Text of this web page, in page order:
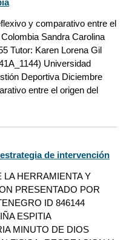
y comparativo entre el
Sandra Carolina
Tutor: Karen Lorena Gil
Universidad
Deportiva Diciembre
entre el origen del
de intervención
LA HERRAMIENTA Y
PRESENTADO POR
ID 846144
ESPITIA
MINUTO DE DIOS